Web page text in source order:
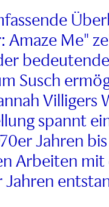
Amaze Me"
Susch
Villigers
spannt
Jahren
Arbeiten mit
Jahren